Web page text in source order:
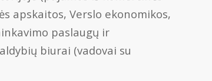
apskaitos, Verslo ekonomikos,
paslaugų ir
biurai (vadovai su